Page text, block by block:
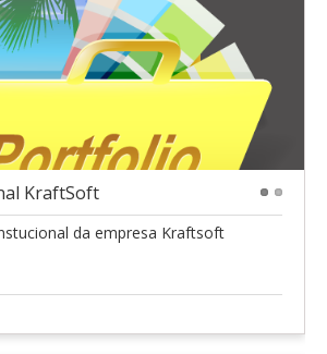
KraftSoft
da empresa Kraftsoft